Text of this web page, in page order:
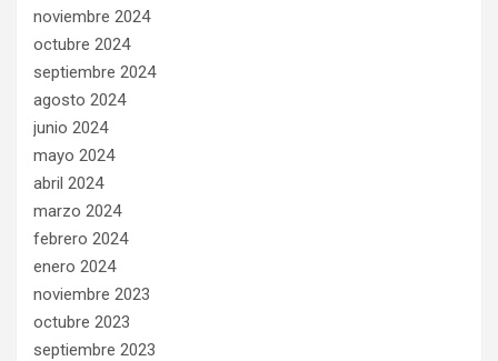
noviembre 2024
octubre 2024
septiembre 2024
agosto 2024
junio 2024
mayo 2024
abril 2024
marzo 2024
febrero 2024
enero 2024
noviembre 2023
octubre 2023
septiembre 2023